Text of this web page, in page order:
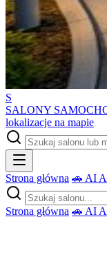
S
SALONY
lokalizacje na mapie
Strona główna 🚗 AI
Strona główna 🚗 AI